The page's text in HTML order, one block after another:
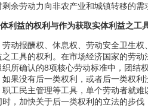
余劳动力向非农产业和城镇转移的
利益的权利与作为获取实体利益之工
报酬权、休息权、劳动安全卫生权
之工具的权利。在市场经济国家的劳
所确认的8项核心劳动标准中，团结
果没有后一类权利，或者后一类权
工民主管理等工具，单个劳动者就
，加快关于后一类权利的立法的步伐